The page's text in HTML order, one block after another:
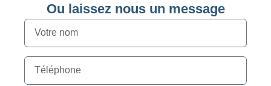
Ou laissez nous un message